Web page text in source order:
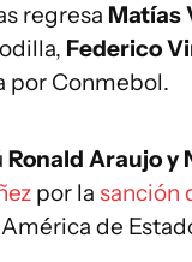
regresa Matías
Federico
por Conmebol.
Ronald Araujo y
por la sanción
de